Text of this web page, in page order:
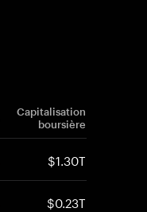
Capitalisation
boursière
$1.30T
$0.23T